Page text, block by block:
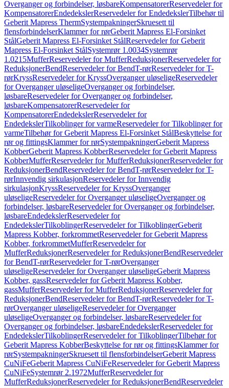
Overganger og forbindelser, løsbareKompensatorerReservedeler for
KompensatorerEndedekslerReservedeler for EndedekslerTilbehør til
Geberit Mapress ThermSystempakningerSkruesett til
flensforbindelserKlammer for rørGeberit Mapress El-Forsinket
StålGeberit Mapress El-Forsinket StålReservedeler for Geberit
Mapress El-Forsinket StålSystemrør 1.0034Systemrør
1.0215MufferReservedeler for MufferReduksjonerReservedeler for
ReduksjonerBendReservedeler for BendT-rørReservedeler for T-
rørKryssReservedeler for KryssOverganger uløseligeReservedeler
for Overganger uløseligeOverganger og forbindelser,
løsbareReservedeler for Overganger og forbindelser,
løsbareKompensatorerReservedeler for
KompensatorerEndedekslerReservedeler for
EndedekslerTilkoblinger for varmeReservedeler for Tilkoblinger for
varmeTilbehør for Geberit Mapress El-Forsinket StålBeskyttelse for
rør og fittingsKlammer for rørSystempakningerGeberit Mapress
KobberGeberit Mapress KobberReservedeler for Geberit Mapress
KobberMufferReservedeler for MufferReduksjonerReservedeler for
ReduksjonerBendReservedeler for BendT-rørReservedeler for T-
rørInnvendig sirkulasjonReservedeler for Innvendig
sirkulasjonKryssReservedeler for KryssOverganger
uløseligeReservedeler for Overganger uløseligeOverganger og
forbindelser, løsbareReservedeler for Overganger og forbindelser,
løsbareEndedekslerReservedeler for
EndedekslerTilkoblingerReservedeler for TilkoblingerGeberit
Mapress Kobber, forkrommetReservedeler for Geberit Mapress
Kobber, forkrommetMufferReservedeler for
MufferReduksjonerReservedeler for ReduksjonerBendReservedeler
for BendT-rørReservedeler for T-rørOverganger
uløseligeReservedeler for Overganger uløseligeGeberit Mapress
Kobber, gassReservedeler for Geberit Mapress Kobber,
gassMufferReservedeler for MufferReduksjonerReservedeler for
ReduksjonerBendReservedeler for BendT-rørReservedeler for T-
rørOverganger uløseligeReservedeler for Overganger
uløseligeOverganger og forbindelser, løsbareReservedeler for
Overganger og forbindelser, løsbareEndedekslerReservedeler for
EndedekslerTilkoblingerReservedeler for TilkoblingerTilbehør for
Geberit Mapress KobberBeskyttelse for rør og fittingsKlammer for
rørSystempakningerSkruesett til flensforbindelserGeberit Mapress
CuNiFeGeberit Mapress CuNiFeReservedeler for Geberit Mapress
CuNiFeSystemrør 2.1972MufferReservedeler for
MufferReduksjonerReservedeler for ReduksjonerBendReservedeler